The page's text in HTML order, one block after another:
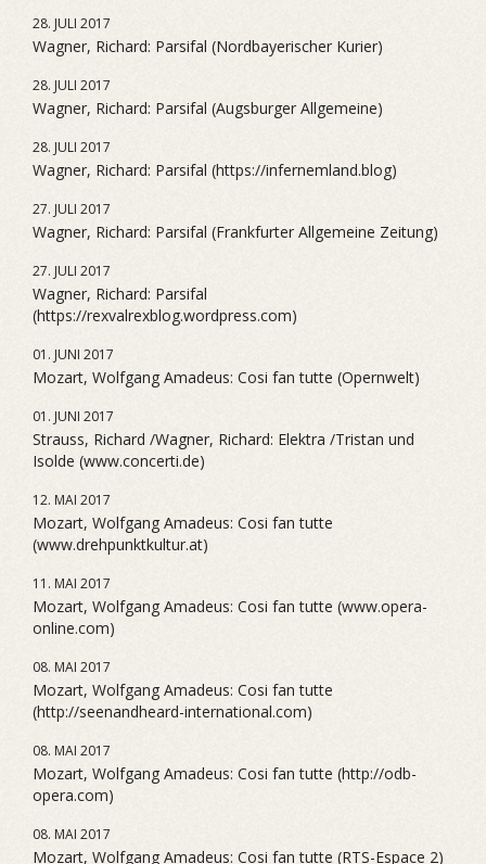
28. JULI 2017
Wagner, Richard: Parsifal (Nordbayerischer Kurier)
28. JULI 2017
Wagner, Richard: Parsifal (Augsburger Allgemeine)
28. JULI 2017
Wagner, Richard: Parsifal (https://infernemland.blog)
27. JULI 2017
Wagner, Richard: Parsifal (Frankfurter Allgemeine Zeitung)
27. JULI 2017
Wagner, Richard: Parsifal
(https://rexvalrexblog.wordpress.com)
01. JUNI 2017
Mozart, Wolfgang Amadeus: Cosi fan tutte (Opernwelt)
01. JUNI 2017
Strauss, Richard /Wagner, Richard: Elektra /Tristan und
Isolde (www.concerti.de)
12. MAI 2017
Mozart, Wolfgang Amadeus: Cosi fan tutte
(www.drehpunktkultur.at)
11. MAI 2017
Mozart, Wolfgang Amadeus: Cosi fan tutte (www.opera-
online.com)
08. MAI 2017
Mozart, Wolfgang Amadeus: Cosi fan tutte
(http://seenandheard-international.com)
08. MAI 2017
Mozart, Wolfgang Amadeus: Cosi fan tutte (http://odb-
opera.com)
08. MAI 2017
Mozart, Wolfgang Amadeus: Cosi fan tutte (RTS-Espace 2)